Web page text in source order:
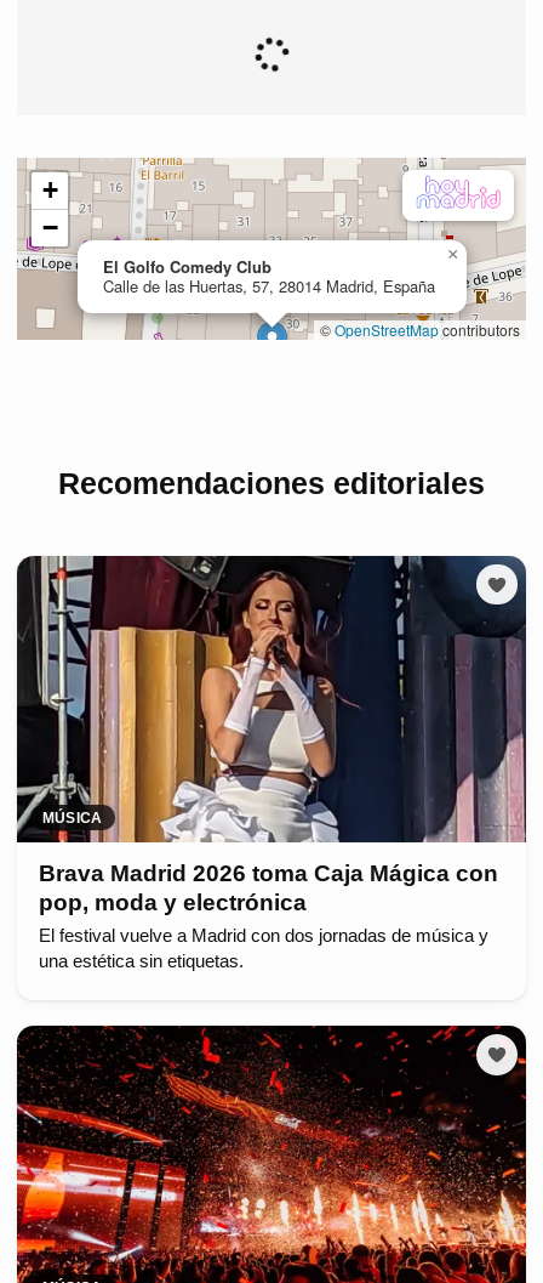
Recomendaciones editoriales
MÚSICA
Brava Madrid 2026 toma Caja Mágica con
pop, moda y electrónica
El festival vuelve a Madrid con dos jornadas de música y
una estética sin etiquetas.